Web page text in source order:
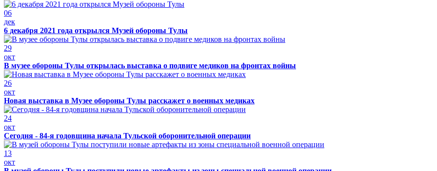
06
дек
6 декабря 2021 года открылся Музей обороны Тулы
29
окт
В музее обороны Тулы открылась выставка о подвиге медиков на фронтах войны
26
окт
Новая выставка в Музее обороны Тулы расскажет о военных медиках
24
окт
Сегодня - 84-я годовщина начала Тульской оборонительной операции
13
окт